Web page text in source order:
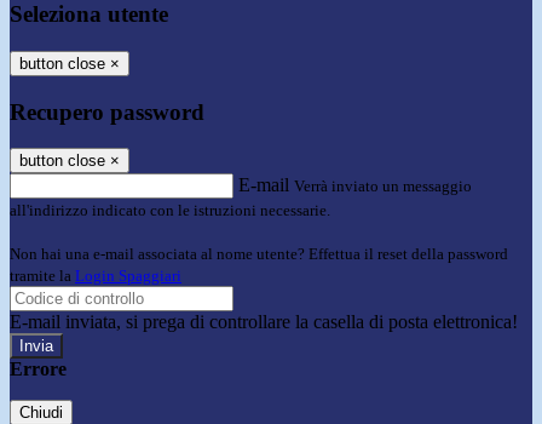
Seleziona utente
button close ×
Recupero password
button close ×
E-mail Verrà inviato un messaggio
all'indirizzo indicato con le istruzioni necessarie.
Non hai una e-mail associata al nome utente? Effettua il reset della password
tramite la Login Spaggiari
E-mail inviata, si prega di controllare la casella di posta elettronica!
Errore
Chiudi